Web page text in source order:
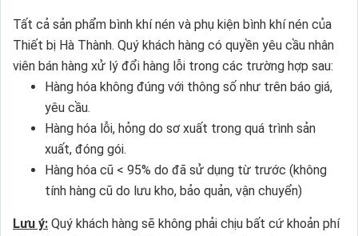
Tất cả sản phẩm bình khí nén và phụ kiện bình khí nén của
Thiết bị Hà Thành. Quý khách hàng có quyền yêu cầu nhân
viên bán hàng xử lý đổi hàng lỗi trong các trường hợp sau:
Hàng hóa không đúng với thông số như trên báo giá,
yêu cầu.
Hàng hóa lỗi, hỏng do sơ xuất trong quá trình sản
xuất, đóng gói.
Hàng hóa cũ < 95% do đã sử dụng từ trước (không
tính hàng cũ do lưu kho, bảo quản, vận chuyển)
Lưu ý: Quý khách hàng sẽ không phải chịu bất cứ khoản phí